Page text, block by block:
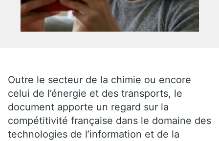
Outre le secteur de la chimie ou encore
celui de l’énergie et des transports, le
document apporte un regard sur la
compétitivité française dans le domaine des
technologies de l’information et de la